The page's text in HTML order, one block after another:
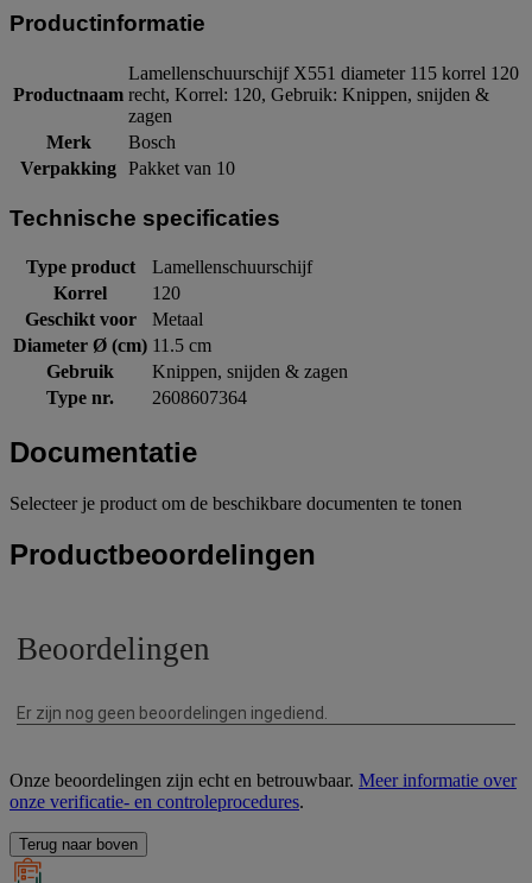
Productinformatie
Productnaam
Lamellenschuurschijf X551 diameter 115 korrel 120
recht, Korrel: 120, Gebruik: Knippen, snijden &
zagen
Merk
Bosch
Verpakking Pakket van 10
Technische specificaties
Type product
Lamellenschuurschijf
Korrel
120
Geschikt voor
Metaal
Diameter Ø (cm) 11.5 cm
Gebruik
Knippen, snijden & zagen
Type nr.
2608607364
Documentatie
Selecteer je product om de beschikbare documenten te tonen
Productbeoordelingen
Onze beoordelingen zijn echt en betrouwbaar. Meer informatie over
onze verificatie- en controleprocedures.
Terug naar boven